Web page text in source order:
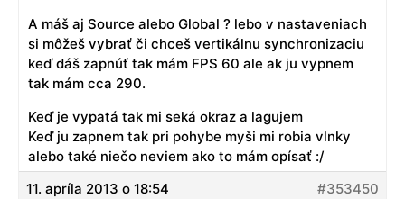
A máš aj Source alebo Global ? lebo v nastaveniach
si môžeš vybrať či chceš vertikálnu synchronizaciu
keď dáš zapnúť tak mám FPS 60 ale ak ju vypnem
tak mám cca 290.
Keď je vypatá tak mi seká okraz a lagujem
Keď ju zapnem tak pri pohybe myši mi robia vlnky
alebo také niečo neviem ako to mám opísať :/
11. apríla 2013 o 18:54
#353450